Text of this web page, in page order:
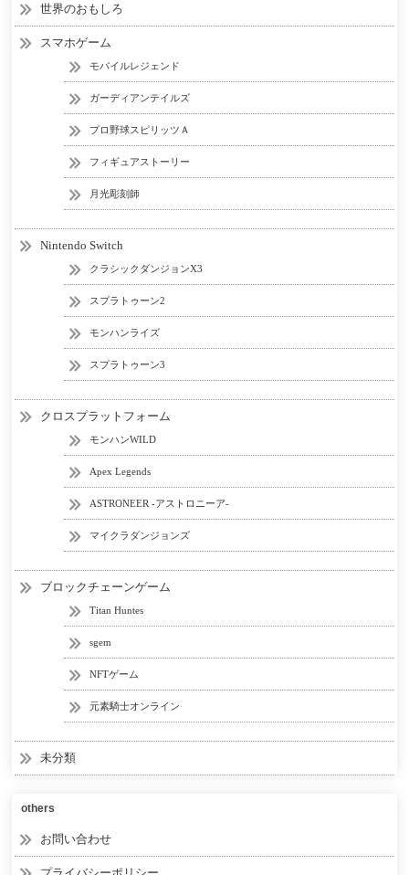
世界のおもしろ
スマホゲーム
モバイルレジェンド
ガーディアンテイルズ
プロ野球スピリッツＡ
フィギュアストーリー
月光彫刻師
Nintendo Switch
クラシックダンジョンX3
スプラトゥーン2
モンハンライズ
スプラトゥーン3
クロスプラットフォーム
モンハンWILD
Apex Legends
ASTRONEER -アストロニーア-
マイクラダンジョンズ
ブロックチェーンゲーム
Titan Huntes
sgem
NFTゲーム
元素騎士オンライン
未分類
others
お問い合わせ